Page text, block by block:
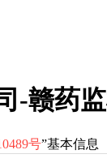
-赣药
号”基本信息